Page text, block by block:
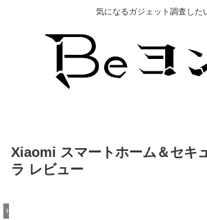
気になるガジェット調査した
Xiaomi スマートホーム＆セキ
ラ レビュー
Home Assistant・IoT